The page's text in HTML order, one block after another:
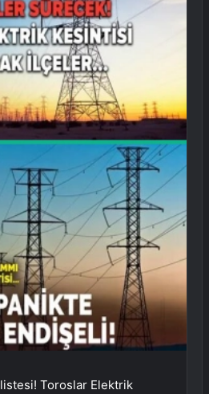
Toroslar Elektrik